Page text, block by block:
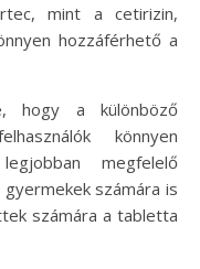
mint a cetirizin,
hozzáférhető a
hogy a különböző
könnyen
megfelelő
számára is
számára a tabletta